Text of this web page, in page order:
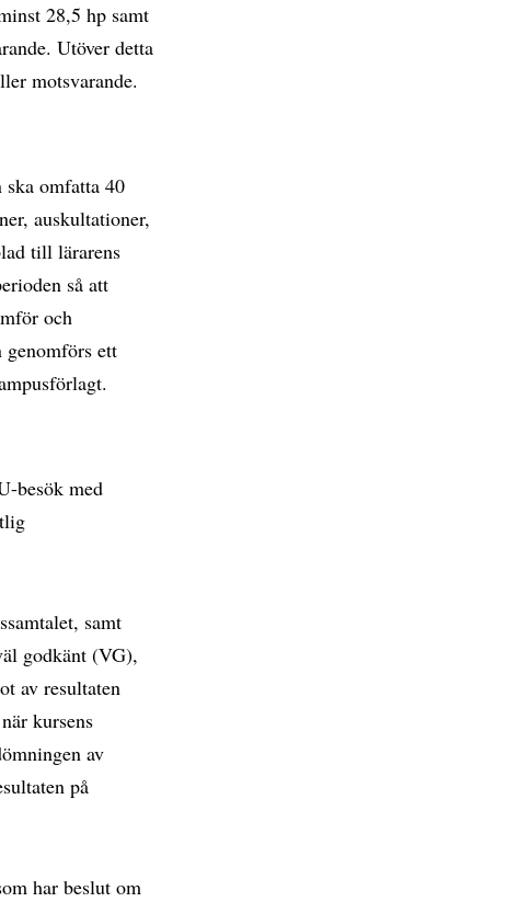
28,5 hp samt
Utöver detta
motsvarande.
omfatta 40
auskultationer,
till lärarens
så att
och
genomförs ett
besök med
samt
godkänt (VG),
av resultaten
kursens
av
på
har beslut om